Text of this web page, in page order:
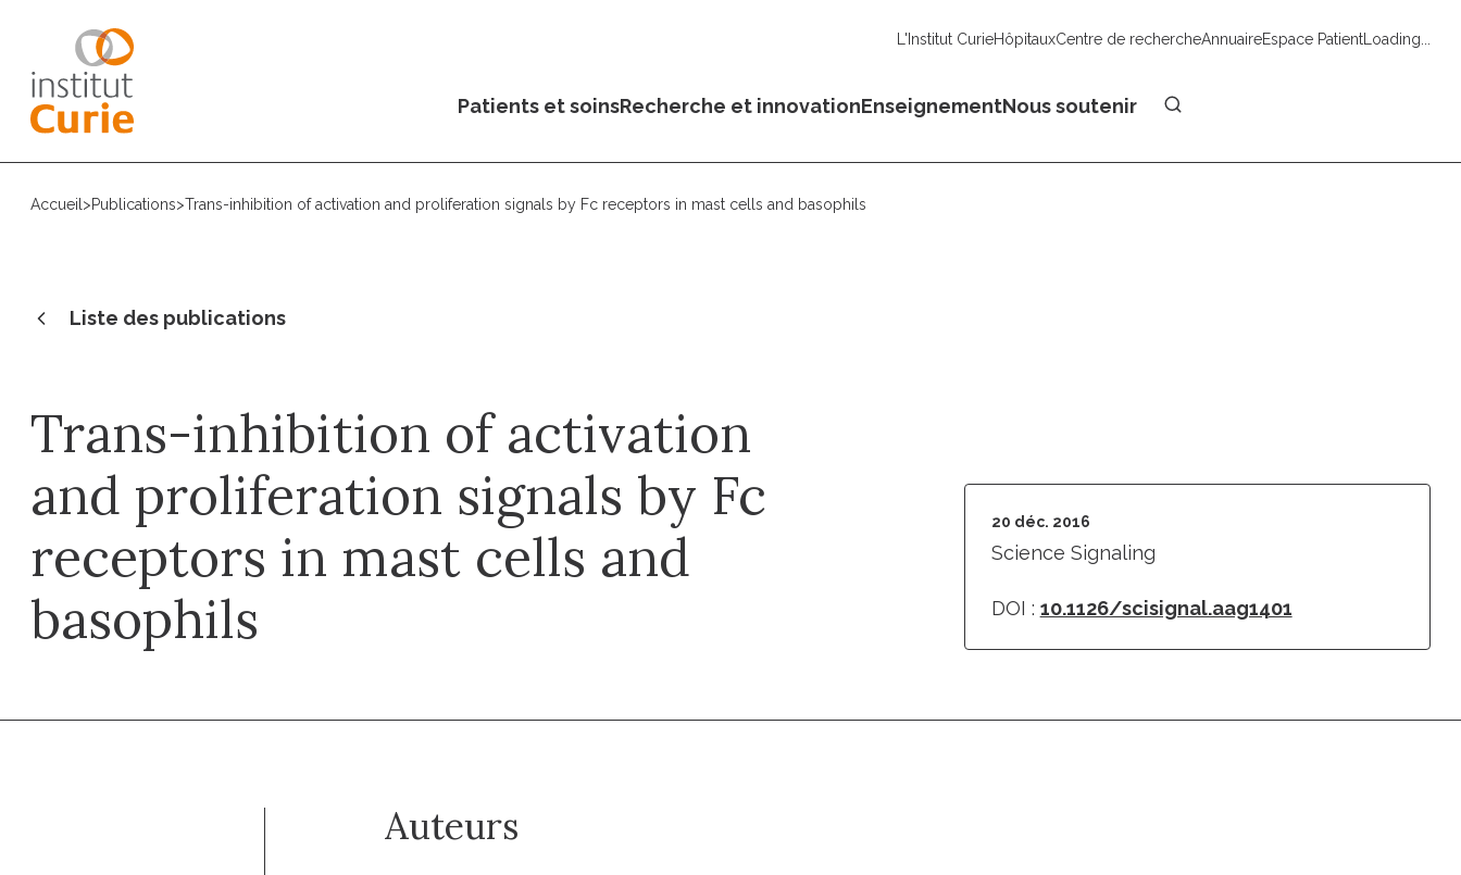
L'Institut CurieHôpitauxCentre de rechercheAnnuaireEspace PatientLoading...
Patients et soinsRecherche et innovationEnseignementNous soutenir
Accueil >Publications>Trans-inhibition of activation and proliferation signals by Fc receptors in mast cells and basophils
Liste des publications
Trans-inhibition of activation
and proliferation signals by Fc
receptors in mast cells and
basophils
20 déc. 2016
Science Signaling
DOI : 10.1126/scisignal.aag1401
Auteurs